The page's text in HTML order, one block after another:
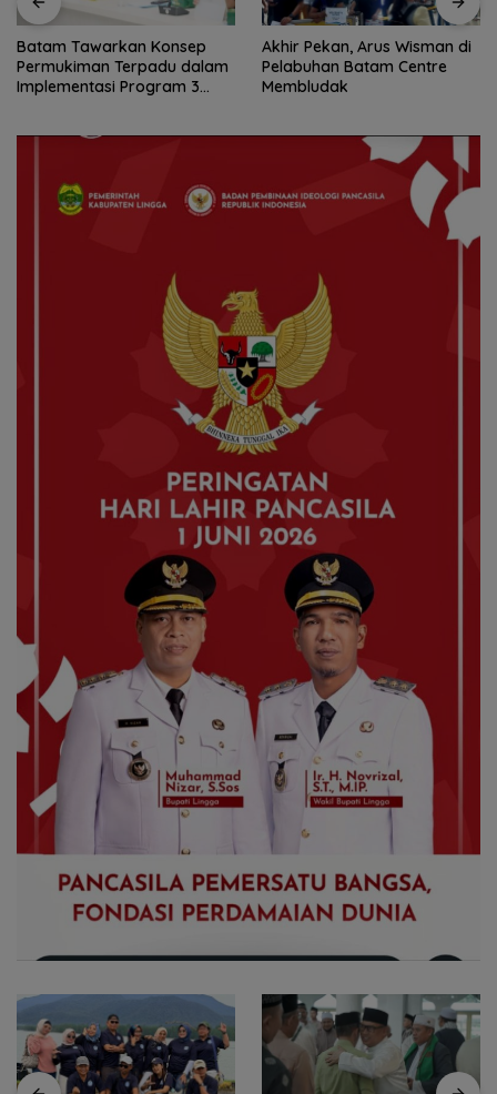
Konsep
dalam
Program 3
Akhir Pekan, Arus Wisman di
Pelabuhan Batam Centre
Membludak
Perkuat
BP Batam